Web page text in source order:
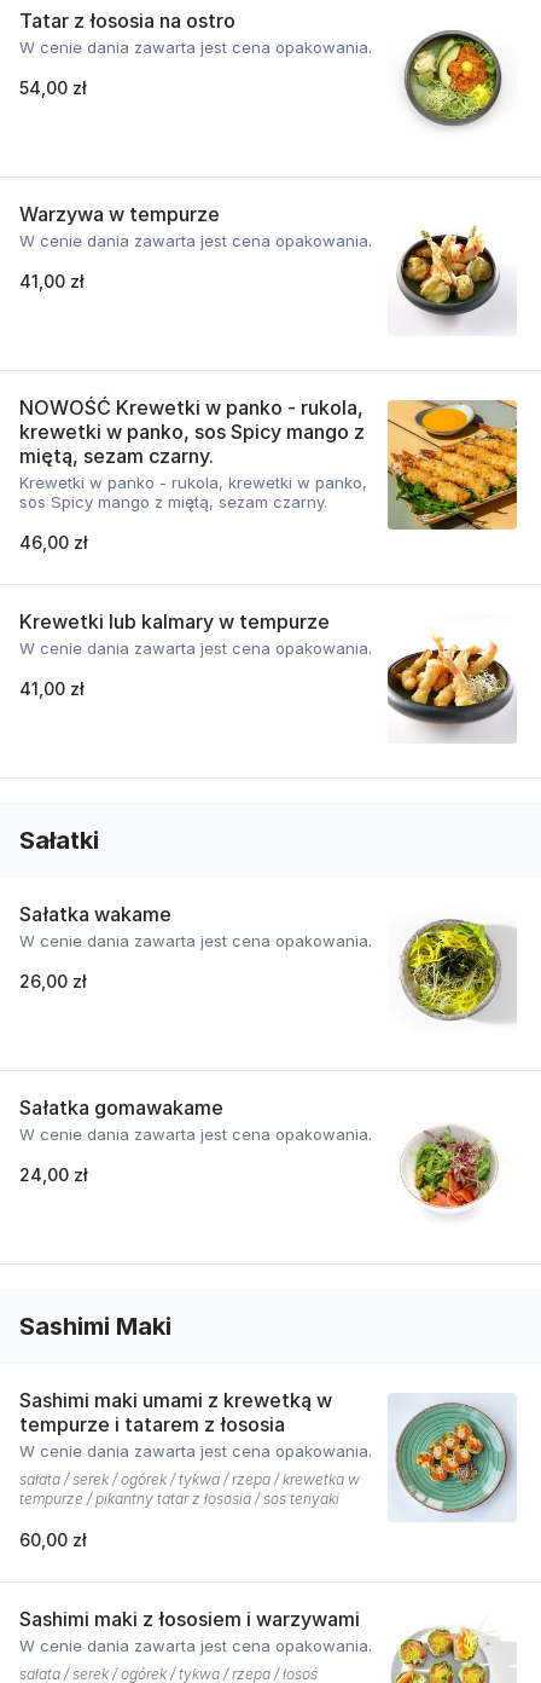
Tatar z łososia na ostro
W cenie dania zawarta jest cena opakowania.
54,00 zł
Warzywa w tempurze
W cenie dania zawarta jest cena opakowania.
41,00 zł
NOWOŚĆ Krewetki w panko - rukola,
krewetki w panko, sos Spicy mango z
miętą, sezam czarny.
Krewetki w panko - rukola, krewetki w panko,
sos Spicy mango z miętą, sezam czarny.
46,00 zł
Krewetki lub kalmary w tempurze
W cenie dania zawarta jest cena opakowania.
41,00 zł
Sałatki
Sałatka wakame
W cenie dania zawarta jest cena opakowania.
26,00 zł
Sałatka gomawakame
W cenie dania zawarta jest cena opakowania.
24,00 zł
Sashimi Maki
Sashimi maki umami z krewetką w
tempurze i tatarem z łososia
W cenie dania zawarta jest cena opakowania.
sałata / serek / ogórek / tykwa / rzepa / krewetka w
tempurze / pikantny tatar z łososia / sos teriyaki
60,00 zł
Sashimi maki z łososiem i warzywami
W cenie dania zawarta jest cena opakowania.
sałata / serek / ogórek / tykwa / rzepa / łosoś